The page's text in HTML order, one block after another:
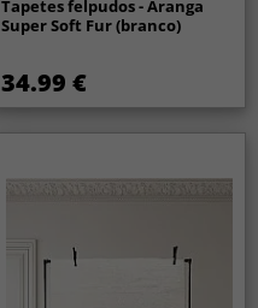
Tapetes felpudos - Aranga
Super Soft Fur (branco)
34.99 €